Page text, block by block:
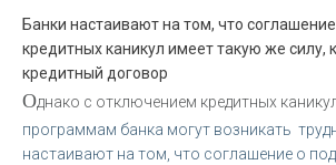
Банки настаивают на том, что
кредитных каникул имеет такую же силу,
кредитный договор
Однако с отключением кредитных
программам банка могут возникать
настаивают на том, что соглашение о